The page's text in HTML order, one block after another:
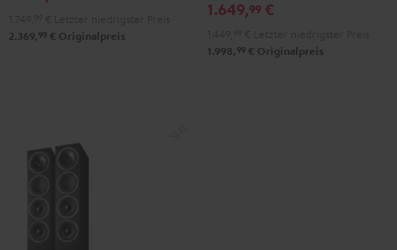
Debut
2.369, 99 € Originalpreis
1.649,99 €
1.998, 99 € Originalpreis